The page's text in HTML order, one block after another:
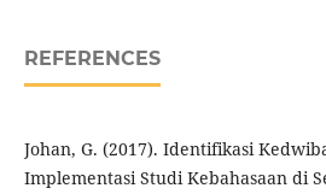
REFERENCES
Johan, G. (2017). Identifikasi
Implementasi Studi Kebahasaan di